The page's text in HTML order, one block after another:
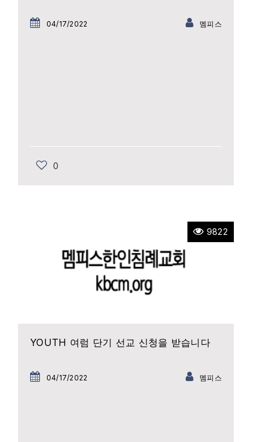
04/17/2022 멤피스
0
9822
YOUTH 여럼 단기 선교 신청을 받습니다
04/17/2022 멤피스